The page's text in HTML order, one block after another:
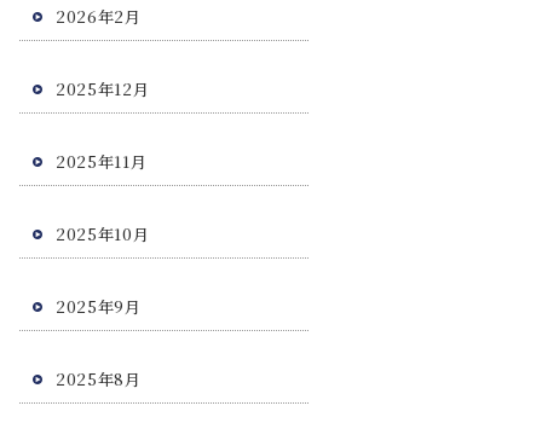
2026年2月
2025年12月
2025年11月
2025年10月
2025年9月
2025年8月